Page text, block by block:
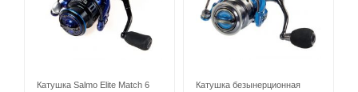
Катушка Salmo Elite Match 6
Катушка безынерционная